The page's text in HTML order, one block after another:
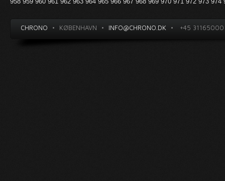
CHRONO • KØBENHAVN • INFO@CHRONO.DK • +45 31165000